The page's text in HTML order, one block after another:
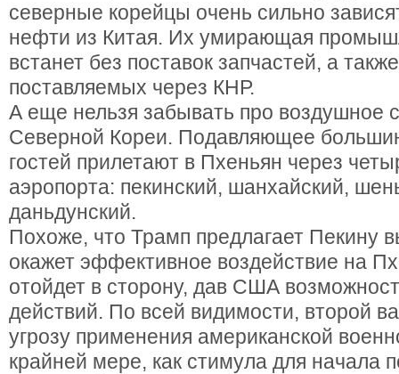
северные корейцы очень сильно
нефти из Китая. Их умирающая
встанет без поставок запчастей, а
поставляемых через КНР.
А еще нельзя забывать про воздушное
Северной Кореи. Подавляющее
гостей прилетают в Пхеньян через
аэропорта: пекинский, шанхайский,
даньдунский.
Похоже, что Трамп предлагает Пекину
окажет эффективное воздействие на
отойдет в сторону, дав США
действий. По всей видимости, второй
угрозу применения американской
крайней мере, как стимула для начала